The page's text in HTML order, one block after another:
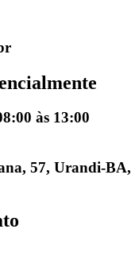
às 13:00
57, Urandi-BA,